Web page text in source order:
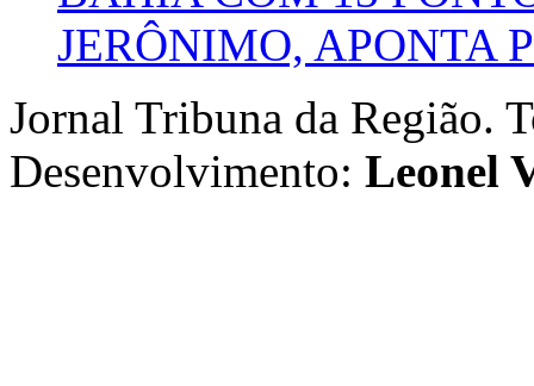
JERÔNIMO, APONTA
Jornal Tribuna da Região.
Desenvolvimento: Leonel